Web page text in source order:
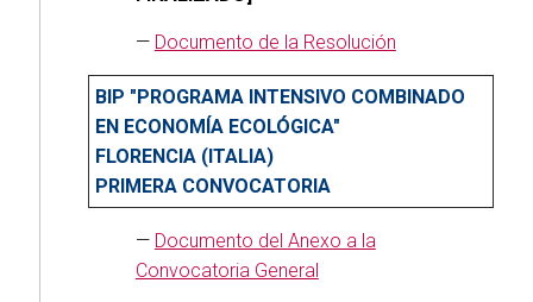
— Documento de la Resolución
BIP "PROGRAMA INTENSIVO COMBINADO
EN ECONOMÍA ECOLÓGICA"
FLORENCIA (ITALIA)
PRIMERA CONVOCATORIA
— Documento del Anexo a la
Convocatoria General